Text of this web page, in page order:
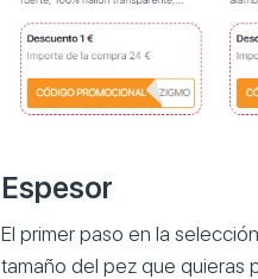
Espesor
El primer paso en la
tamaño del pez que quieras